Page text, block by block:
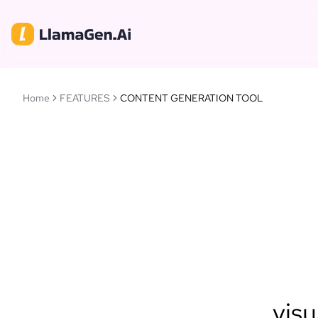
Home FEATURES CONTENT GENERATION TOOL